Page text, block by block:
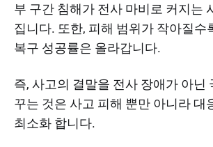
부 구간 침해가 전사 마비로 커지는
집니다. 또한, 피해 범위가 작아질수
복구 성공률은 올라갑니다.
즉, 사고의 결말을 전사 장애가 아닌
꾸는 것은 사고 피해 뿐만 아니라 대
최소화 합니다.